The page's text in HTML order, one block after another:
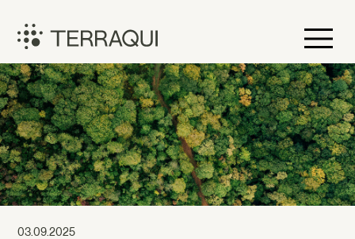
contenido
Terraqui
03.09.2025